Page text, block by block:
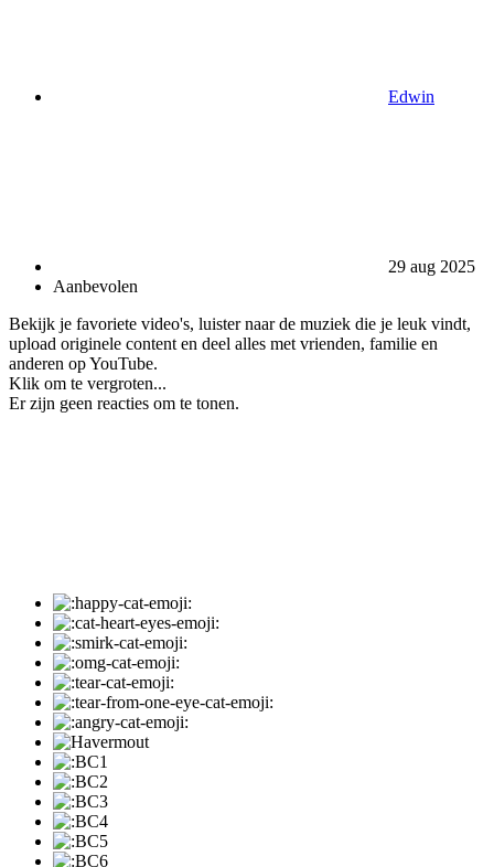
Edwin
29 aug 2025
Aanbevolen
Bekijk je favoriete video's, luister naar de muziek die je leuk vindt,
upload originele content en deel alles met vrienden, familie en
anderen op YouTube.
Klik om te vergroten...
Er zijn geen reacties om te tonen.